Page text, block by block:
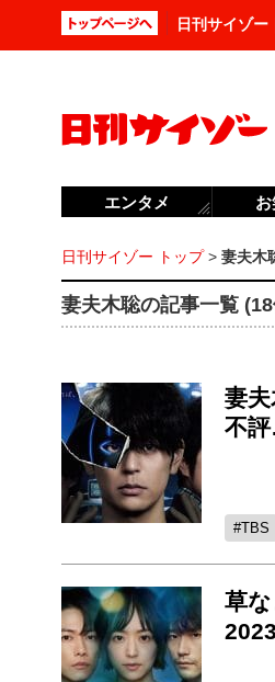
日刊サイゾ
日刊サイゾー トップ> 妻夫木
妻夫木聡の記事一覧
妻
不
TBS
草
エンタメ